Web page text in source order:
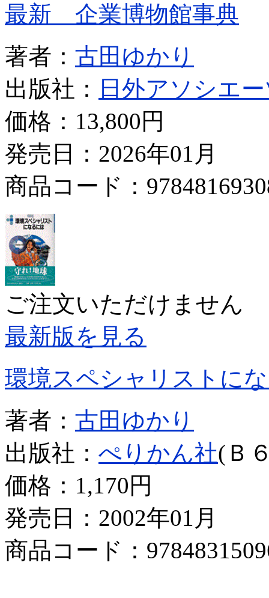
最新 企業博物館事典
著者： 古田ゆかり
出版社：
日外アソシエ
価格： 13,800円
発売日：2026年01月
商品コード：
ご注文いただけません
最新版を見る
環境スペシャリストに
著者： 古田ゆかり
出版社： ぺりかん社(Ｂ
価格： 1,170円
発売日：2002年01月
商品コード：